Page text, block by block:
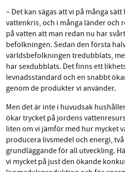
– Det kan sägas att vi på många
vattenkris, och i många länder och
på vatten att man redan nu har
befolkningen. Sedan den första
världsbefolkningen tredubblats,
har sexdubblats. Det finns ett
levnadsstandard och en snabbt
genom de produkter vi använder.
Men det är inte i huvudsak
ökar trycket på jordens
liten om vi jämför med hur mycket
producera livsmedel och energi,
grundläggande för all utveckling.
vi mycket på just den ökande
Läs vad vi vill